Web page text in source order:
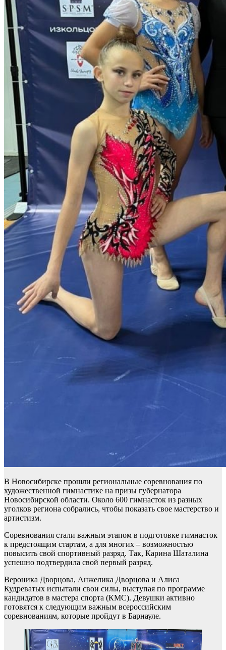
В Новосибирске прошли региональные соревнования по
художественной гимнастике на призы губернатора
Новосибирской области. Около 600 гимнасток из разных
уголков региона собрались, чтобы показать свое мастерство и
артистизм.
Соревнования стали важным этапом в подготовке гимнасток
к предстоящим стартам, а для многих – возможностью
повысить свой спортивный разряд. Так, Карина Шаталина
успешно подтвердила свой первый разряд.
Вероника Дворцова, Анжелика Дворцова и Алиса
Кудреватых испытали свои силы, выступая по программе
кандидатов в мастера спорта (КМС). Девушки активно
готовятся к следующим важным всероссийским
соревнованиям, которые пройдут в Барнауле.